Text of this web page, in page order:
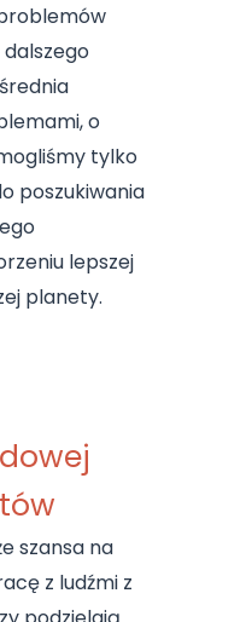
o
tylko
poszukiwania
lepszej
planety.
szansa na
z ludźmi z